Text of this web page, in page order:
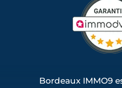
Bordeaux IMMO9